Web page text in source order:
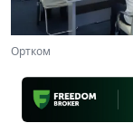
Ортком